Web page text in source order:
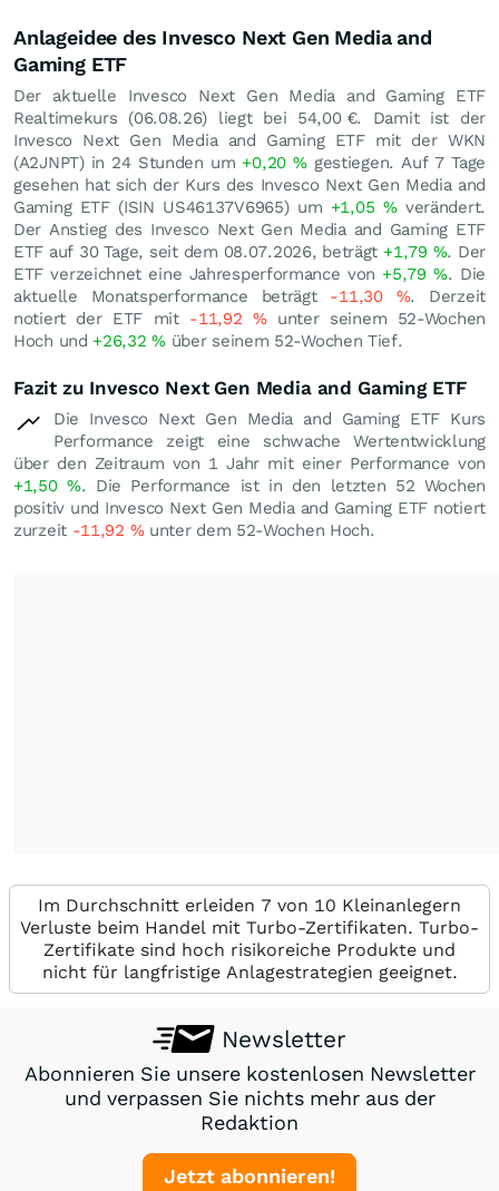
Anlageidee des Invesco Next Gen Media and
Gaming ETF
Der aktuelle Invesco Next Gen Media and Gaming ETF
Realtimekurs (06.08.26) liegt bei 54,00 €. Damit ist der
Invesco Next Gen Media and Gaming ETF mit der WKN
(A2JNPT) in 24 Stunden um +0,20%gestiegen. Auf 7 Tage
gesehen hat sich der Kurs des Invesco Next Gen Media and
Gaming ETF (ISIN US46137V6965) um +1,05 %verändert.
Der Anstieg des Invesco Next Gen Media and Gaming ETF
ETF auf 30 Tage, seit dem 08.07.2026, beträgt +1,79 %. Der
ETF verzeichnet eine Jahresperformance von +5,79%. Die
aktuelle Monatsperformance beträgt -11,30 %. Derzeit
notiert der ETF mit -11,92 %unter seinem 52-Wochen
Hoch und +26,32%über seinem 52-Wochen Tief.
Fazit zu Invesco Next Gen Media and Gaming ETF
Die Invesco Next Gen Media and Gaming ETF Kurs
Performance zeigt eine schwache Wertentwicklung
über den Zeitraum von 1 Jahr mit einer Performance von
+1,50 %. Die Performance ist in den letzten 52 Wochen
positiv und Invesco Next Gen Media and Gaming ETF notiert
zurzeit -11,92 %unter dem 52-Wochen Hoch.
Im Durchschnitt erleiden 7 von 10 Kleinanlegern
Verluste beim Handel mit Turbo-Zertifikaten. Turbo-
Zertifikate sind hoch risikoreiche Produkte und
nicht für langfristige Anlagestrategien geeignet.
Newsletter
Abonnieren Sie unsere kostenlosen Newsletter
und verpassen Sie nichts mehr aus der
Redaktion
Jetzt abonnieren!